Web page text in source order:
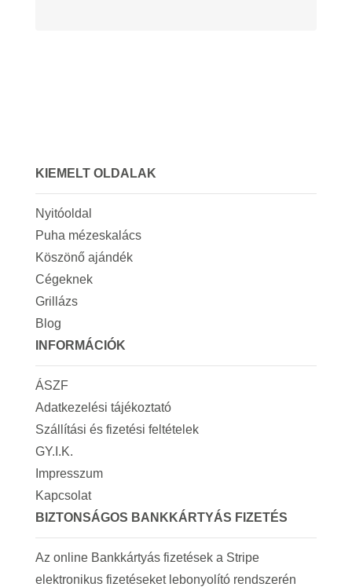
KIEMELT OLDALAK
Nyitóoldal
Puha mézeskalács
Köszönő ajándék
Cégeknek
Grillázs
Blog
INFORMÁCIÓK
ÁSZF
Adatkezelési tájékoztató
Szállítási és fizetési feltételek
GY.I.K.
Impresszum
Kapcsolat
BIZTONSÁGOS BANKKÁRTYÁS FIZETÉS
Az online Bankkártyás fizetések a Stripe
elektronikus fizetéseket lebonyolító rendszerén